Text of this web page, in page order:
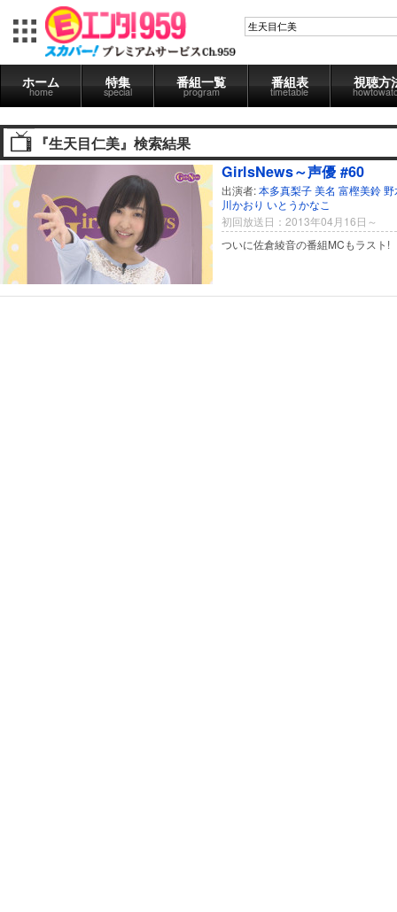
ホーム
home
特集
special
番組一覧
program
番組表
timetable
視聴方
『生天目仁美』検索結果
GirlsNews～声優 #60
出演者:本多真梨子美名 富樫美鈴野
川かおり いとうかなこ
初回放送日：2013年04月16日～
ついに佐倉綾音の番組MCもラスト!